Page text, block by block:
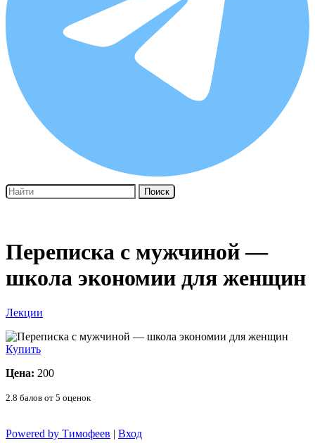
Поиск
Переписка с мужчиной —
школа экономии для женщин
Лекции
Купить
Цена: 200
2.8 балов от 5 оценок
Powered by Тимофеев | Вход